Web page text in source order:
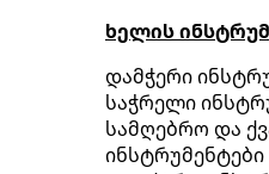
ხელის
დამჭერი
საჭრელი
სამღებრო და
ინსტრუმენტები